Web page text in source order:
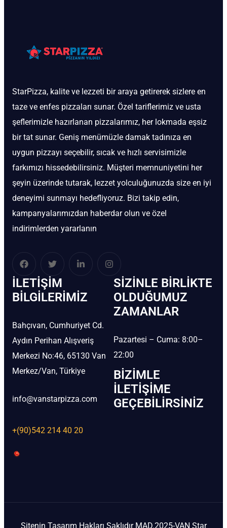
StarPizza, kalite ve lezzeti bir araya getirerek sizlere en
taze ve enfes pizzaları sunar. Özel tariflerimiz ve usta
şeflerimizle hazırlanan pizzalarımız, her lokmada eşsiz
bir tat sunar. Geniş menümüzle damak tadınıza en
uygun pizzayı seçebilir, sıcak ve hızlı servisimizle
farkımızı hissedebilirsiniz. Müşteri memnuniyetini her
şeyin üzerinde tutarak, lezzet yolculuğunuzda size en iyi
deneyimi sunmayı hedefliyoruz. Bizi takip edin,
kampanyalarımızdan haberdar olun ve özel
indirimlerden yararlanın
İLETIŞIM
BİLGILERIMIZ
Bahçıvan, Cumhuriyet Cd.
Aydın Perihan Alışveriş
Merkezi No:46, 65130 Van
Merkez/Van, Türkiye
info@vanstarpizza.com
+(90)542 214 40 20
SIZINLE BIRLIKTE
OLDUĞUMUZ
ZAMANLAR
Pazartesi – Cuma: 8:00–
22:00
BIZIMLE
İLETIŞIME
GEÇEBILIRSINIZ
Sitenin Tasarım Hakları Saklıdır MAD.2025-VAN Star